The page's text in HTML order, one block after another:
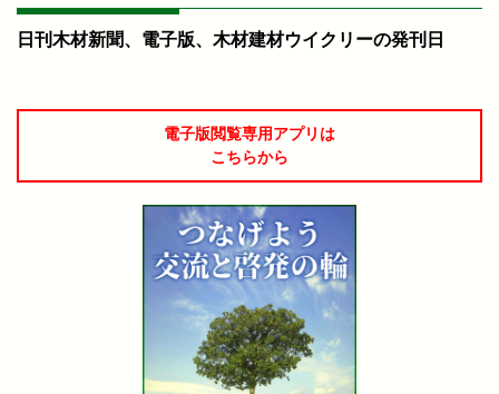
日刊木材新聞、電子版、木材建材ウイクリーの発刊日
電子版閲覧専用アプリは
こちらから